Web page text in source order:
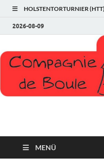
HOLSTENTORTURNIER (HTT)
2026-08-09
MENÜ